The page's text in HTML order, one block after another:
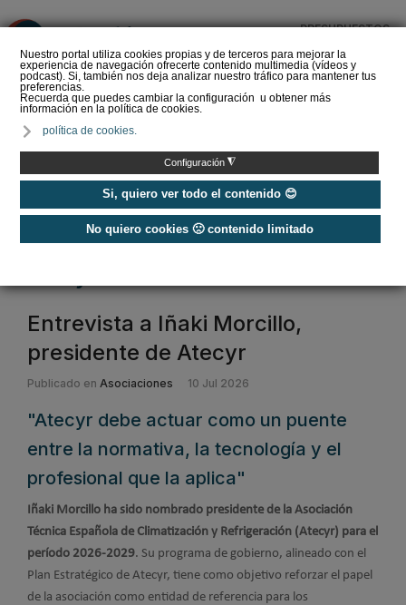
Nuestro portal utiliza cookies propias y de terceros para mejorar la
experiencia de navegación ofrecerte contenido multimedia (vídeos y
podcast). Si, también nos deja analizar nuestro tráfico para mantener tus
preferencias.
Recuerda que puedes cambiar la configuración u obtener más
información en la política de cookies.
política de cookies.
Configuración ◮
Si, quiero ver todo el contenido 😊
No quiero cookies 🙁 contenido limitado
PRESUPUESTOS
del Amperio (Episodio 3)
ATECYR
Entrevista a Iñaki Morcillo,
presidente de Atecyr
Publicado en Asociaciones 10 Jul 2026
"Atecyr debe actuar como un puente
entre la normativa, la tecnología y el
profesional que la aplica"
Iñaki Morcillo ha sido nombrado presidente de la Asociación
Técnica Española de Climatización y Refrigeración (Atecyr) para el
período 2026-2029. Su programa de gobierno, alineado con el
Plan Estratégico de Atecyr, tiene como objetivo reforzar el papel
de la asociación como entidad de referencia para los